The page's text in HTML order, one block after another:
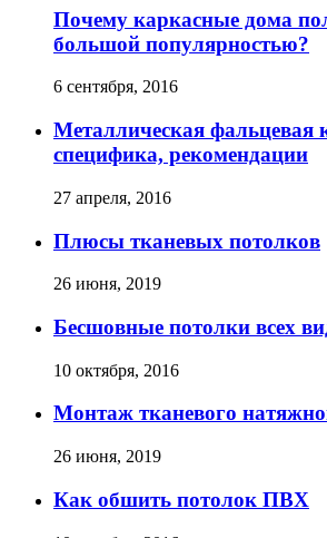
Почему каркасные дома
большой популярностью?
6 сентября, 2016
Металлическая фальцевая
специфика, рекомендации
27 апреля, 2016
Плюсы тканевых потолков
26 июня, 2019
Бесшовные потолки всех
10 октября, 2016
Монтаж тканевого
26 июня, 2019
Как обшить потолок ПВХ